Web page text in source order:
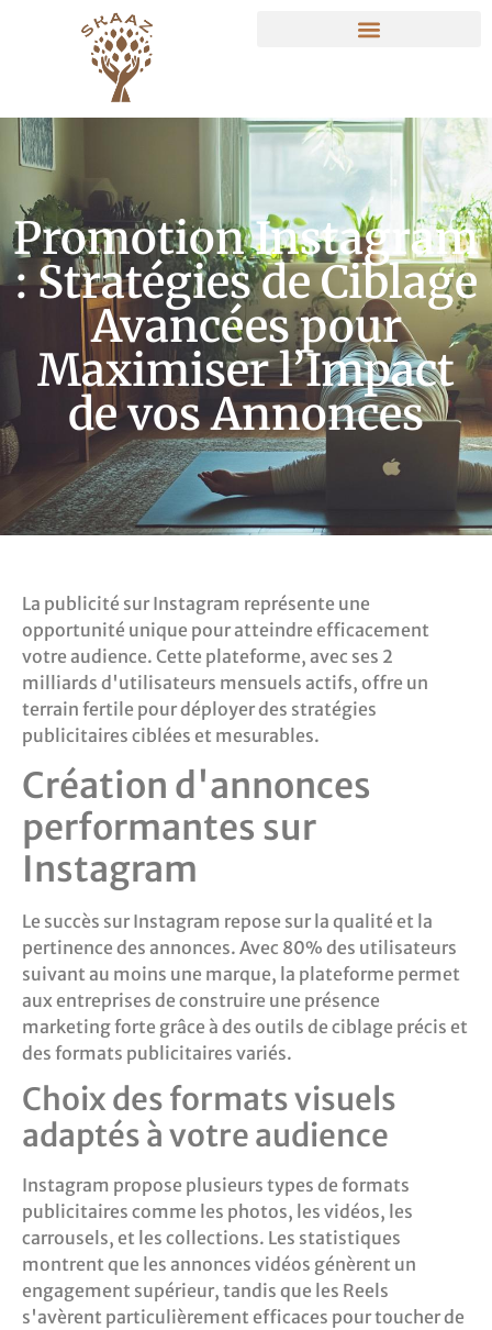
Promotion Instagram
: Stratégies de Ciblage
Avancées pour
Maximiser l’Impact
de vos Annonces
La publicité sur Instagram représente une
opportunité unique pour atteindre efficacement
votre audience. Cette plateforme, avec ses 2
milliards d'utilisateurs mensuels actifs, offre un
terrain fertile pour déployer des stratégies
publicitaires ciblées et mesurables.
Création d'annonces
performantes sur
Instagram
Le succès sur Instagram repose sur la qualité et la
pertinence des annonces. Avec 80% des utilisateurs
suivant au moins une marque, la plateforme permet
aux entreprises de construire une présence
marketing forte grâce à des outils de ciblage précis et
des formats publicitaires variés.
Choix des formats visuels
adaptés à votre audience
Instagram propose plusieurs types de formats
publicitaires comme les photos, les vidéos, les
carrousels, et les collections. Les statistiques
montrent que les annonces vidéos génèrent un
engagement supérieur, tandis que les Reels
s'avèrent particulièrement efficaces pour toucher de